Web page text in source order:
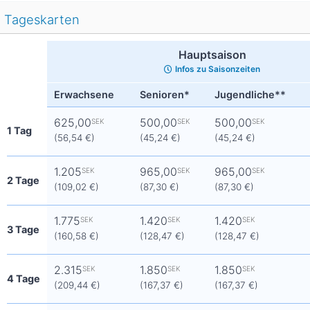
Tageskarten
Hauptsaison
Infos zu Saisonzeiten
Erwachsene Senioren* Jugendliche**
1 Tag
625,00SEK
(56,54 €)
500,00SEK
(45,24 €)
500,00SEK
(45,24 €)
2 Tage
1.205SEK
(109,02 €)
965,00SEK
(87,30 €)
965,00SEK
(87,30 €)
3 Tage
1.775SEK
(160,58 €)
1.420SEK
(128,47 €)
1.420SEK
(128,47 €)
4 Tage
2.315SEK
(209,44 €)
1.850SEK
(167,37 €)
1.850SEK
(167,37 €)
Iran
Ozeanien
Neuseeland
Südamerika
Afrika
Argentinien
Asien
Russland
Nordica